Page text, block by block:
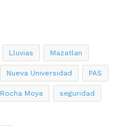
Lluvias Mazatlan
Nueva Universidad PAS
Rocha Moya seguridad